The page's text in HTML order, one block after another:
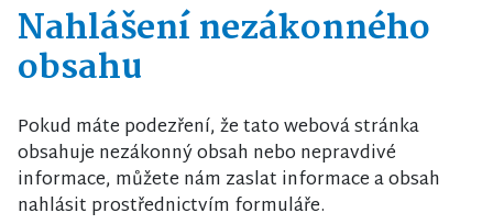
Nahlášení nezákonného
obsahu
Pokud máte podezření, že tato webová stránka
obsahuje nezákonný obsah nebo nepravdivé
informace, můžete nám zaslat informace a obsah
nahlásit prostřednictvím formuláře.